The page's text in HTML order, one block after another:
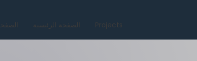
الصفحة الرئيسية Projects